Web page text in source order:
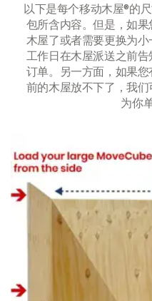
以下是每个移动木屋®的
包所含内容。但是，如
木屋了或者需要更换为
工作日在木屋派送之前
订单。另一方面，如果
前的木屋放不下了，我
为你